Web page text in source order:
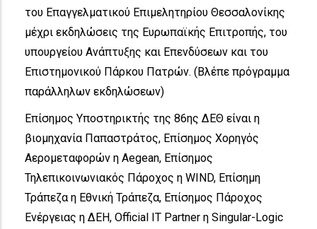
του Επαγγελματικού Επιμελητηρίου Θεσσαλονίκης
μέχρι εκδηλώσεις της Ευρωπαϊκής Επιτροπής, του
υπουργείου Ανάπτυξης και Επενδύσεων και του
Επιστημονικού Πάρκου Πατρών. (Βλέπε πρόγραμμα
παράλληλων εκδηλώσεων)
Επίσημος Υποστηρικτής της 86ης ΔΕΘ είναι η
βιομηχανία Παπαστράτος, Επίσημος Χορηγός
Αερομεταφορών η Aegean, Επίσημος
Τηλεπικοινωνιακός Πάροχος η WIND, Επίσημη
Τράπεζα η Εθνική Τράπεζα, Επίσημος Πάροχος
Ενέργειας η ΔΕΗ, Official IT Partner η Singular-Logic